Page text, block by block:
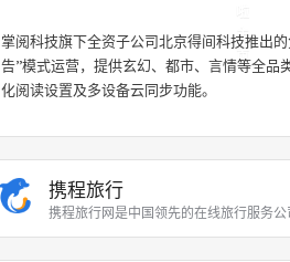
主
页
掌阅科技旗下全资子公司北京得间科技推出
告”模式运营，提供玄幻、都市、言情等全品
化阅读设置及多设备云同步功能。
携程旅行
携程旅行网是中国领先的在线旅行服务